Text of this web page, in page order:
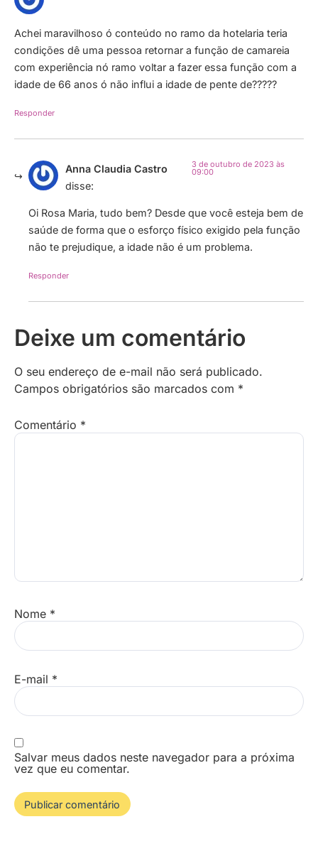
Achei maravilhoso ó conteúdo no ramo da hotelaria teria
condições dê uma pessoa retornar a função de camareia
com experiência nó ramo voltar a fazer essa função com a
idade de 66 anos ó não influi a idade de pente de?????
Responder
Anna Claudia Castro
disse:
3 de outubro de 2023 às
09:00
Oi Rosa Maria, tudo bem? Desde que você esteja bem de
saúde de forma que o esforço físico exigido pela função
não te prejudique, a idade não é um problema.
Responder
Deixe um comentário
O seu endereço de e-mail não será publicado.
Campos obrigatórios são marcados com *
Comentário *
Nome *
E-mail *
Salvar meus dados neste navegador para a próxima
vez que eu comentar.